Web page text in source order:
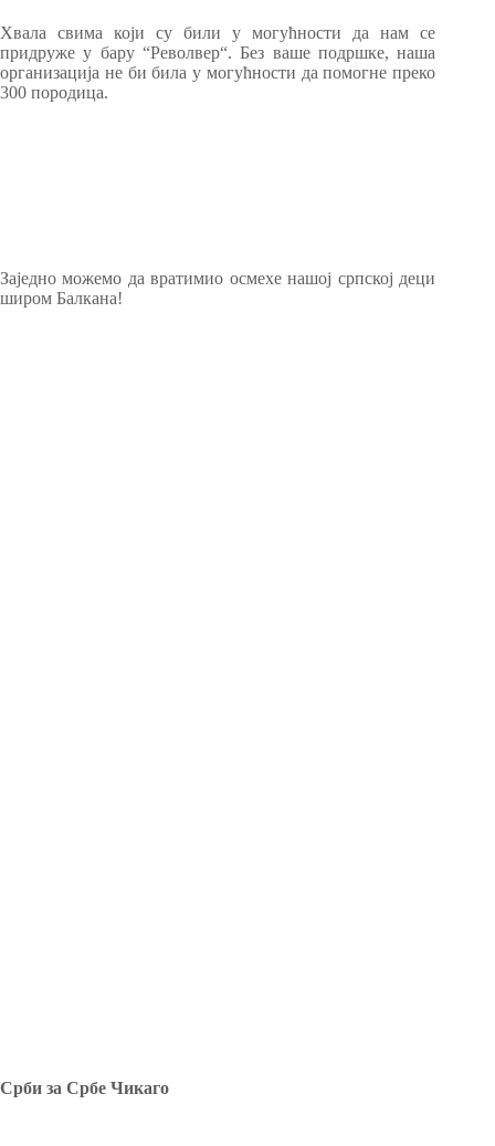
Хвала свима који су били у могућности да нам се
придруже у бару “Револвер“. Без ваше подршке, наша
организација не би била у могућности да помогне преко
300 породица.
Заједно можемо да вратимио осмехе нашој српској деци
широм Балкана!
Срби за Србе Чикаго